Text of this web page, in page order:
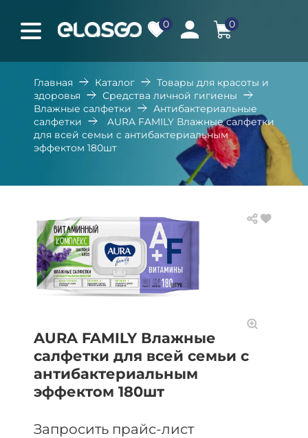
0 0
Главная Каталог
Товары для красоты и
здоровья
Средства личной гигиены
Влажные салфетки
Антибактериальные
салфетки
AURA FAMILY Влажные салфетки
для всей семьи с антибактериальным
эффектом 180шт
AURA FAMILY Влажные
салфетки для всей семьи с
антибактериальным
эффектом 180шт
Запросить прайс-лист